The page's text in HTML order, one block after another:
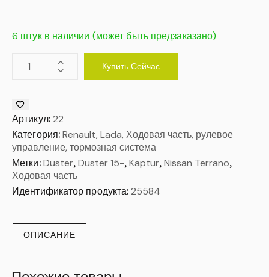
6 штук в наличии (может быть предзаказано)
Купить Сейчас
Артикул: 22
Категория:Renault, Lada, Ходовая часть, рулевое
управление, тормозная система
Метки: Duster, Duster 15-,Kaptur,Nissan Terrano,
Ходовая часть
Идентификатор продукта:25584
ОПИСАНИЕ